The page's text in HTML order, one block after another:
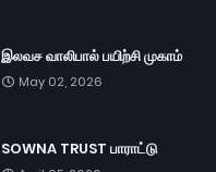
இலவச வாலிபால் பயிற்சி முகாம்
May 02, 2026
SOWNA TRUST பாராட்டு